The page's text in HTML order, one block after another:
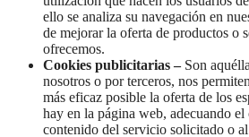
ello se analiza su navegación en
de mejorar la oferta de productos o
ofrecemos.
Cookies publicitarias –Son
nosotros o por terceros, nos
más eficaz posible la oferta de los
hay en la página web, adecuando
contenido del servicio solicitado o